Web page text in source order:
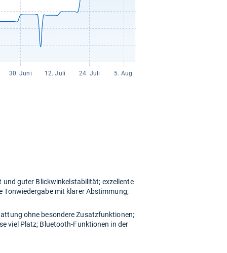
guter Blickwinkelstabilität; exzellente
Tonwiedergabe mit klarer Abstimmung;
ohne besondere Zusatzfunktionen;
viel Platz; Bluetooth-Funktionen in der